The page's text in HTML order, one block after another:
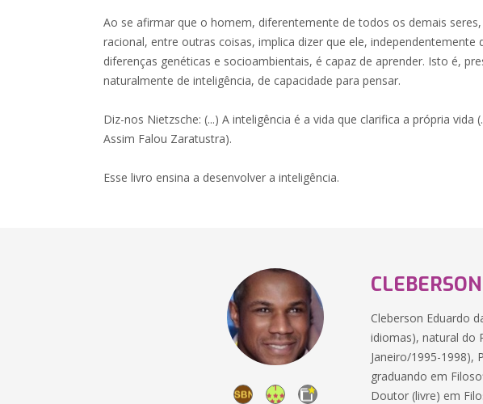
Ao se afirmar que o homem, diferentemente de todos os demais
racional, entre outras coisas, implica dizer que ele, independentemente
diferenças genéticas e socioambientais, é capaz de aprender. Isto é,
naturalmente de inteligência, de capacidade para pensar.
Diz-nos Nietzsche: (...) A inteligência é a vida que clarifica a própria vida
Assim Falou Zaratustra).
Esse livro ensina a desenvolver a inteligência.
Cleberson Eduardo
idiomas), natural do
Janeiro/1995-1998),
graduando em
Doutor (livre) em